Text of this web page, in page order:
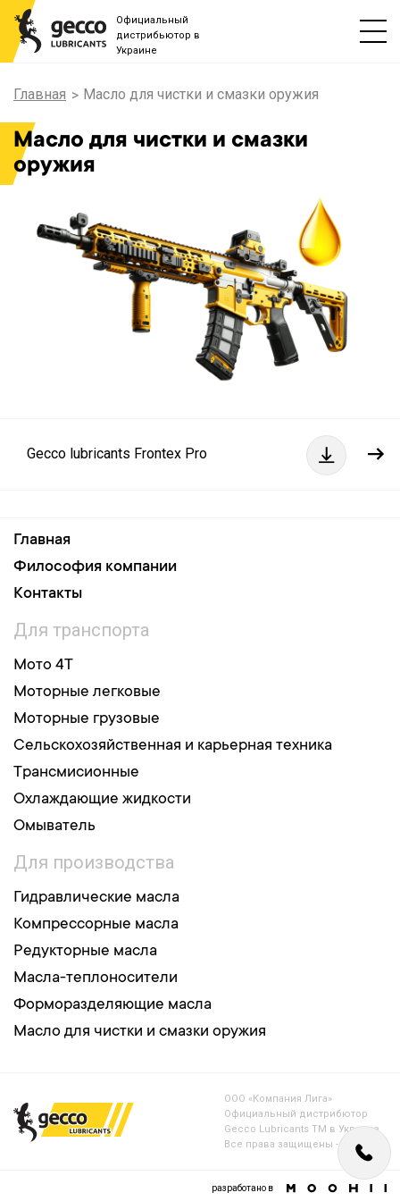
Официальный
дистрибьютор в
Украине
Главная Масло для чистки и смазки оружия
Масло для чистки и смазки
оружия
Gecco lubricants Frontex Pro
Главная
Философия компании
Контакты
Для транспорта
Мото 4Т
Моторные легковые
Моторные грузовые
Сельскохозяйственная и карьерная техника
Трансмисионные
Охлаждающие жидкости
Омыватель
Для производства
Гидравлические масла
Компрессорные масла
Редукторные масла
Масла-теплоносители
Форморазделяющие масла
Масло для чистки и смазки оружия
ООО «Компания Лига»
Официальный дистрибютор
Gecco Lubricants TM в Украине
Все права защищены - 2017-2024
разработано в